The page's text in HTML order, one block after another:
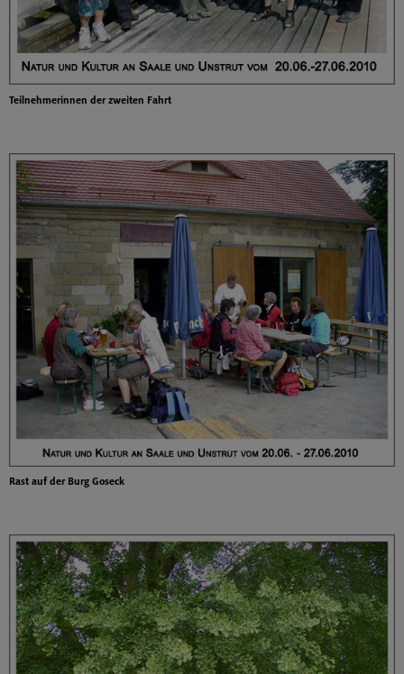
Teilnehmerinnen der zweiten Fahrt
Rast auf der Burg Goseck